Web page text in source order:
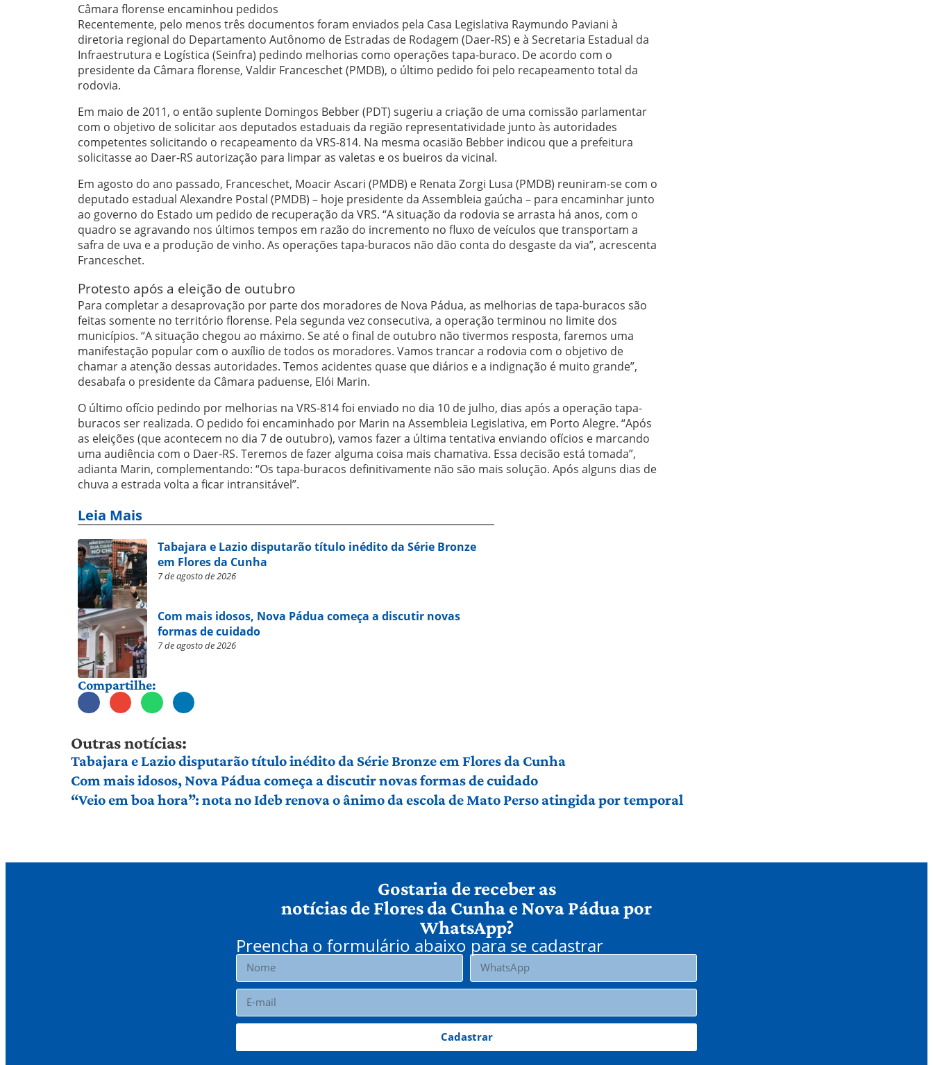
Câmara florense encaminhou pedidos
Recentemente, pelo menos três documentos foram enviados pela Casa Legislativa Raymundo Paviani à
diretoria regional do Departamento Autônomo de Estradas de Rodagem (Daer-RS) e à Secretaria Estadual da
Infraestrutura e Logística (Seinfra) pedindo melhorias como operações tapa-buraco. De acordo com o
presidente da Câmara florense, Valdir Franceschet (PMDB), o último pedido foi pelo recapeamento total da
rodovia.
Em maio de 2011, o então suplente Domingos Bebber (PDT) sugeriu a criação de uma comissão parlamentar
com o objetivo de solicitar aos deputados estaduais da região representatividade junto às autoridades
competentes solicitando o recapeamento da VRS-814. Na mesma ocasião Bebber indicou que a prefeitura
solicitasse ao Daer-RS autorização para limpar as valetas e os bueiros da vicinal.
Em agosto do ano passado, Franceschet, Moacir Ascari (PMDB) e Renata Zorgi Lusa (PMDB) reuniram-se com o
deputado estadual Alexandre Postal (PMDB) – hoje presidente da Assembleia gaúcha – para encaminhar junto
ao governo do Estado um pedido de recuperação da VRS. “A situação da rodovia se arrasta há anos, com o
quadro se agravando nos últimos tempos em razão do incremento no fluxo de veículos que transportam a
safra de uva e a produção de vinho. As operações tapa-buracos não dão conta do desgaste da via”, acrescenta
Franceschet.
Protesto após a eleição de outubro
Para completar a desaprovação por parte dos moradores de Nova Pádua, as melhorias de tapa-buracos são
feitas somente no território florense. Pela segunda vez consecutiva, a operação terminou no limite dos
municípios. “A situação chegou ao máximo. Se até o final de outubro não tivermos resposta, faremos uma
manifestação popular com o auxílio de todos os moradores. Vamos trancar a rodovia com o objetivo de
chamar a atenção dessas autoridades. Temos acidentes quase que diários e a indignação é muito grande”,
desabafa o presidente da Câmara paduense, Elói Marin.
O último ofício pedindo por melhorias na VRS-814 foi enviado no dia 10 de julho, dias após a operação tapa-
buracos ser realizada. O pedido foi encaminhado por Marin na Assembleia Legislativa, em Porto Alegre. “Após
as eleições (que acontecem no dia 7 de outubro), vamos fazer a última tentativa enviando ofícios e marcando
uma audiência com o Daer-RS. Teremos de fazer alguma coisa mais chamativa. Essa decisão está tomada”,
adianta Marin, complementando: “Os tapa-buracos definitivamente não são mais solução. Após alguns dias de
chuva a estrada volta a ficar intransitável”.
Leia Mais
Tabajara e Lazio disputarão título inédito da Série Bronze
em Flores da Cunha
7 de agosto de 2026
Com mais idosos, Nova Pádua começa a discutir novas
formas de cuidado
7 de agosto de 2026
Compartilhe:
Outras notícias:
Tabajara e Lazio disputarão título inédito da Série Bronze em Flores da Cunha
Com mais idosos, Nova Pádua começa a discutir novas formas de cuidado
“Veio em boa hora”: nota no Ideb renova o ânimo da escola de Mato Perso atingida por temporal
Gostaria de receber as
notícias de Flores da Cunha e Nova Pádua por
WhatsApp?
Preencha o formulário abaixo para se cadastrar
Cadastrar